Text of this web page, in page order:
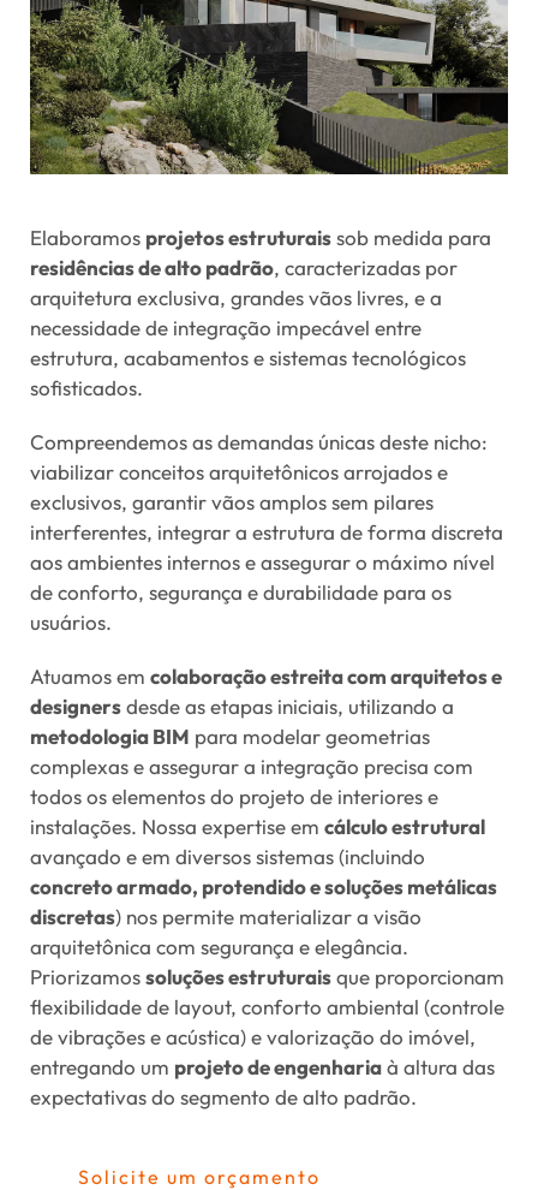
Elaboramos projetos estruturaissob medida para
residências de alto padrão, caracterizadas por
arquitetura exclusiva, grandes vãos livres, e a
necessidade de integração impecável entre
estrutura, acabamentos e sistemas tecnológicos
sofisticados.
Compreendemos as demandas únicas deste nicho:
viabilizar conceitos arquitetônicos arrojados e
exclusivos, garantir vãos amplos sem pilares
interferentes, integrar a estrutura de forma discreta
aos ambientes internos e assegurar o máximo nível
de conforto, segurança e durabilidade para os
usuários.
Atuamos em colaboração estreita com arquitetos e
designersdesde as etapas iniciais, utilizando a
metodologia BIM para modelar geometrias
complexas e assegurar a integração precisa com
todos os elementos do projeto de interiores e
instalações. Nossa expertise em cálculo estrutural
avançado e em diversos sistemas (incluindo
concreto armado, protendido e soluções metálicas
discretas) nos permite materializar a visão
arquitetônica com segurança e elegância.
Priorizamossoluções estruturaisque proporcionam
flexibilidade de layout, conforto ambiental (controle
de vibrações e acústica) e valorização do imóvel,
entregando um projeto de engenhariaà altura das
expectativas do segmento de alto padrão.
Solicite um orçamento